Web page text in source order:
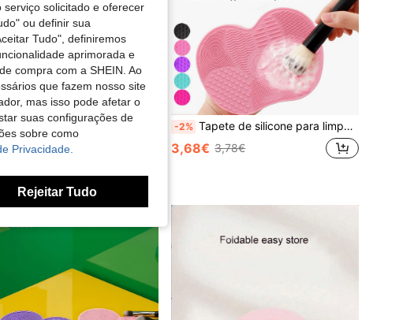
vendedores
-2% Tapete de silicone para limpeza de pincéis de maquiagem (1 unidade), limpador de pincéis de maquiagem portátil com ventosa.
3,68€ 3,78€
solicitado e oferecer
ou definir sua
Tudo", definiremos
aprimorada e
compra com a SHEIN. Ao
que fazem nosso site
mas isso pode afetar o
suas configurações de
sobre como
Privacidade.
Rejeitar Tudo